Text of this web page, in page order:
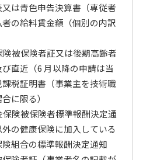
は青色申告決算書（専従者
の給料賃金額（個別の内訳
被保険者証又は後期高齢者
直近（6 月以降の申請は当
税証明書（事業主を技術職
に限る）
険被保険者標準報酬決定通
の健康保険に加入している
組合の標準報酬決定通知